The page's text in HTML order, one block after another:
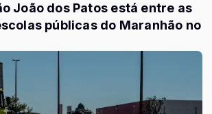
João dos Patos está entre as
públicas do Maranhão no